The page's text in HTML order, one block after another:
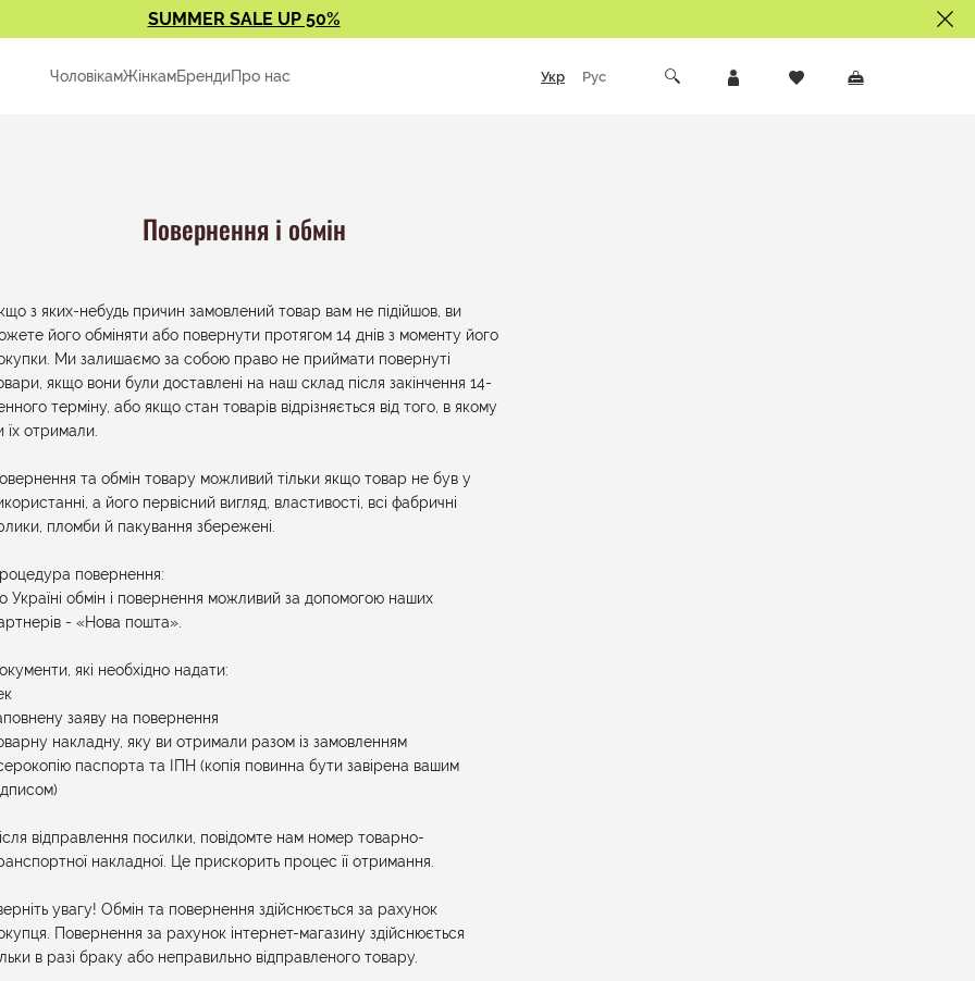
SUMMER SALE UP 50%
ЧоловікамЖінкамБрендиПро нас Укр Рус
Повернення і обмін
з яких-небудь причин замовлений товар вам не підійшов, ви
його обміняти або повернути протягом 14 днів з моменту його
Ми залишаємо за собою право не приймати повернуті
якщо вони були доставлені на наш склад після закінчення 14-
терміну, або якщо стан товарів відрізняється від того, в якому
їх отримали.
та обмін товару можливий тільки якщо товар не був у
а його первісний вигляд, властивості, всі фабричні
пломби й пакування збережені.
повернення:
Україні обмін і повернення можливий за допомогою наших
- «Нова пошта».
які необхідно надати:
заяву на повернення
накладну, яку ви отримали разом із замовленням
паспорта та ІПН (копія повинна бути завірена вашим
відправлення посилки, повідомте нам номер товарно-
накладної. Це прискорить процес її отримання.
увагу! Обмін та повернення здійснюється за рахунок
Повернення за рахунок інтернет-магазину здійснюється
в разі браку або неправильно відправленого товару.